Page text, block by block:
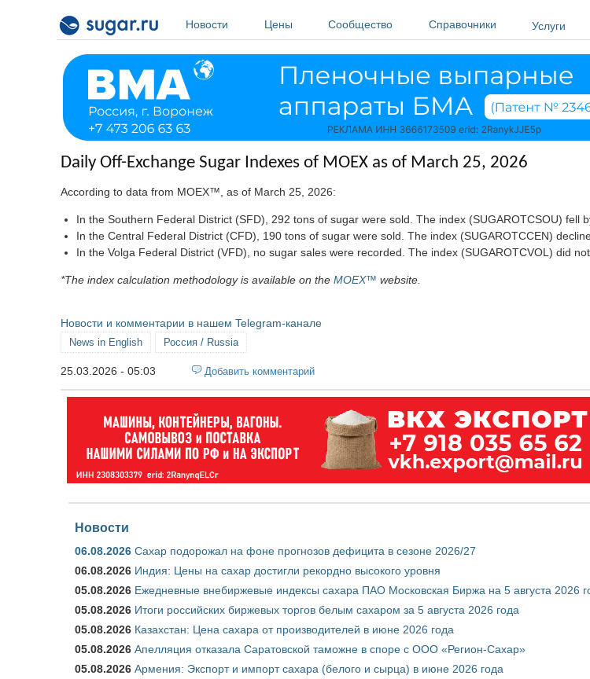
Новости
Цены Сообщество Справочники Услуги
Daily Off-Exchange Sugar Indexes of MOEX as of March 25, 2026
According to data from MOEX™, as of March 25, 2026:
In the Southern Federal District (SFD), 292 tons of sugar were sold. The index (SUGAROTCSOU) fell
In the Central Federal District (CFD), 190 tons of sugar were sold. The index (SUGAROTCCEN)
In the Volga Federal District (VFD), no sugar sales were recorded. The index (SUGAROTCVOL) did
*The index calculation methodology is available on the MOEX™ website.
Новости и комментарии в нашем Telegram-канале
News in English Россия / Russia
25.03.2026 - 05:03 Добавить комментарий
Новости
06.08.2026 Сахар подорожал на фоне прогнозов дефицита в сезоне 2026/27
06.08.2026 Индия: Цены на сахар достигли рекордно высокого уровня
05.08.2026 Ежедневные внебиржевые индексы сахара ПАО Московская Биржа на 5 августа 2026
05.08.2026 Итоги российских биржевых торгов белым сахаром за 5 августа 2026 года
05.08.2026 Казахстан: Цена сахара от производителей в июне 2026 года
05.08.2026 Апелляция отказала Саратовской таможне в споре с ООО «Регион-Сахар»
05.08.2026 Армения: Экспорт и импорт сахара (белого и сырца) в июне 2026 года